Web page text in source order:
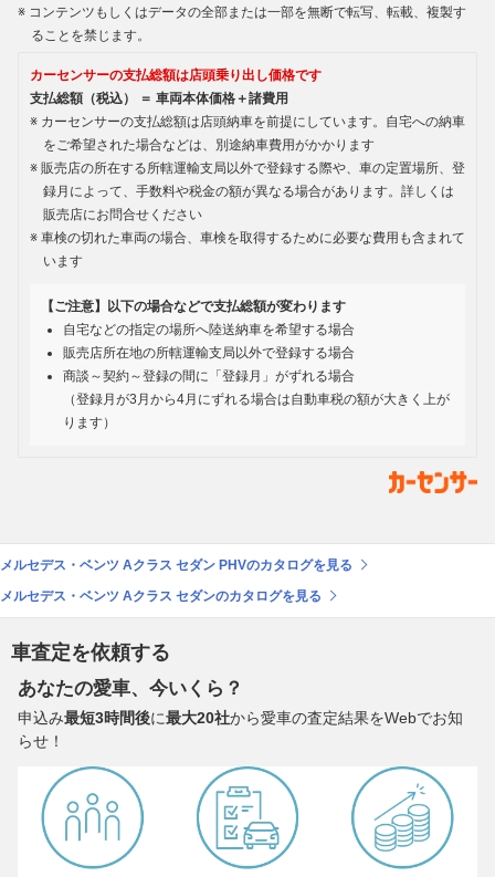
コンテンツもしくはデータの全部または一部を無断で転写、転載、複製す
ることを禁じます。
カーセンサーの支払総額は店頭乗り出し価格です
支払総額（税込） ＝ 車両本体価格＋諸費用
カーセンサーの支払総額は店頭納車を前提にしています。自宅への納車
をご希望された場合などは、別途納車費用がかかります
販売店の所在する所轄運輸支局以外で登録する際や、車の定置場所、登
録月によって、手数料や税金の額が異なる場合があります。詳しくは
販売店にお問合せください
車検の切れた車両の場合、車検を取得するために必要な費用も含まれて
います
【ご注意】以下の場合などで支払総額が変わります
自宅などの指定の場所へ陸送納車を希望する場合
販売店所在地の所轄運輸支局以外で登録する場合
商談～契約～登録の間に「登録月」がずれる場合
（登録月が3月から4月にずれる場合は自動車税の額が大きく上が
ります）
メルセデス・ベンツ Aクラス セダン PHVのカタログを見る
メルセデス・ベンツ Aクラス セダンのカタログを見る
車査定を依頼する
あなたの愛車、今いくら？
申込み最短3時間後に最大20社から愛車の査定結果をWebでお知
らせ！